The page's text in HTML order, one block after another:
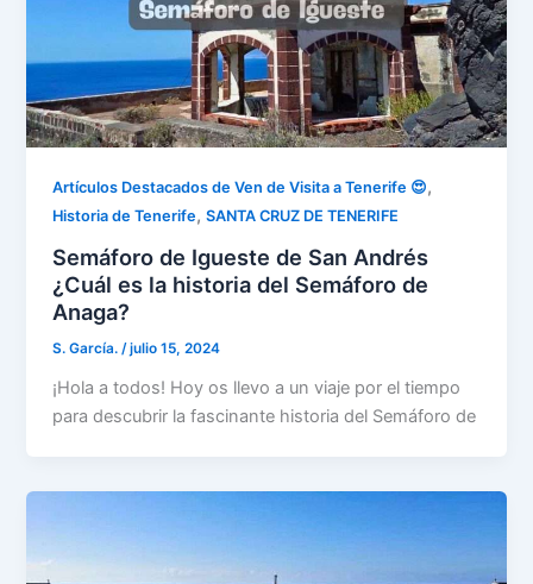
Artículos Destacados de Ven de Visita a Tenerife 😍,
Historia de Tenerife,SANTA CRUZ DE TENERIFE
Semáforo de Igueste de San Andrés
¿Cuál es la historia del Semáforo de
Anaga?
S. García./julio 15, 2024
¡Hola a todos! Hoy os llevo a un viaje por el tiempo
para descubrir la fascinante historia del Semáforo de